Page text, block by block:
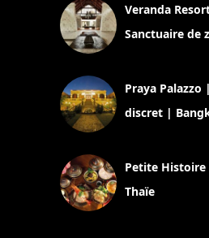
Veranda
Sanctuaire de
Praya
discret |
Petite Histoire
Thaïe